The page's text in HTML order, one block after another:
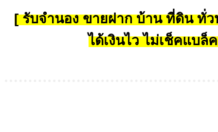
[ รับจำนอง ขายฝาก บ้าน ที่ดิน ทั่ว
ได้เงินไว ไม่เช็คแบล็